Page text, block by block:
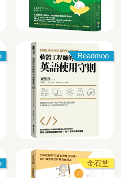
Readmoo
金石堂